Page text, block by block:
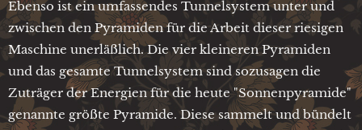
Ebenso ist ein umfassendes Tunnelsystem unter und
zwischen den Pyramiden für die Arbeit dieser riesigen
Maschine unerläßlich. Die vier kleineren Pyramiden
und das gesamte Tunnelsystem sind sozusagen die
Zuträger der Energien für die heute "Sonnenpyramide"
genannte größte Pyramide. Diese sammelt und bündelt